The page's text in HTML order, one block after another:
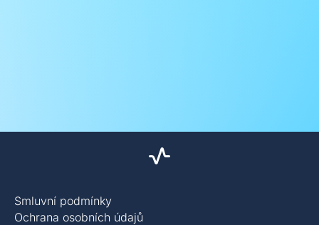
Smluvní podmínky
Ochrana osobních údajů